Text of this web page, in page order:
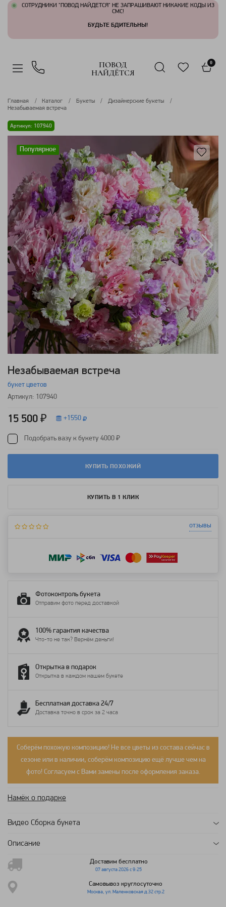
СОТРУДНИКИ "ПОВОД НАЙДЕТСЯ" НЕ ЗАПРАШИВАЮТ НИКАКИЕ КОДЫ ИЗ
СМС!
БУДЬТЕ БДИТЕЛЬНЫ!
ПОВОД
НАЙДЁТСЯ
0
Главная Каталог Букеты
Дизайнерские букеты
Незабываемая встреча
Артикул: 107940
Популярное
Незабываемая встреча
букет цветов
Артикул: 107940
15 500 ₽ +1550
Подобрать вазу к букету 4000 ₽
КУПИТЬ ПОХОЖИЙ
КУПИТЬ В 1 КЛИК
отзывы
Фотоконтроль букета
Отправим фото перед доставкой
100% гарантия качества
Что-то не так? Вернём деньги!
Открытка в подарок
Открытка в каждом нашем букете
Бесплатная доставка 24/7
Доставка точно в срок за 2 часа
Соберём похожую композицию! Не все цветы из состава сейчас в
сезоне или в наличии, соберём композицию ещё лучше чем на
фото! Согласуем с Вами замены после оформления заказа.
Намёк о подарке
Видео Сборка букета
Описание
Доставим бесплатно
07 августа 2026 с 9:25
Самовывоз круглосуточно
Москва, ул. Маленковская д.32 стр.2